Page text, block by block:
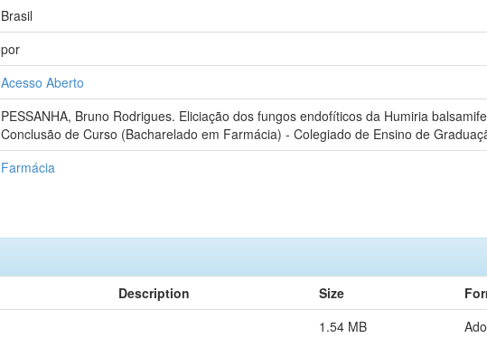
Brasil
por
Acesso Aberto
PESSANHA, Bruno Rodrigues. Eliciação dos fungos endofíticos da Humiria
Conclusão de Curso (Bacharelado em Farmácia) - Colegiado de Ensino de
Farmácia
Description Size
1.54 MB